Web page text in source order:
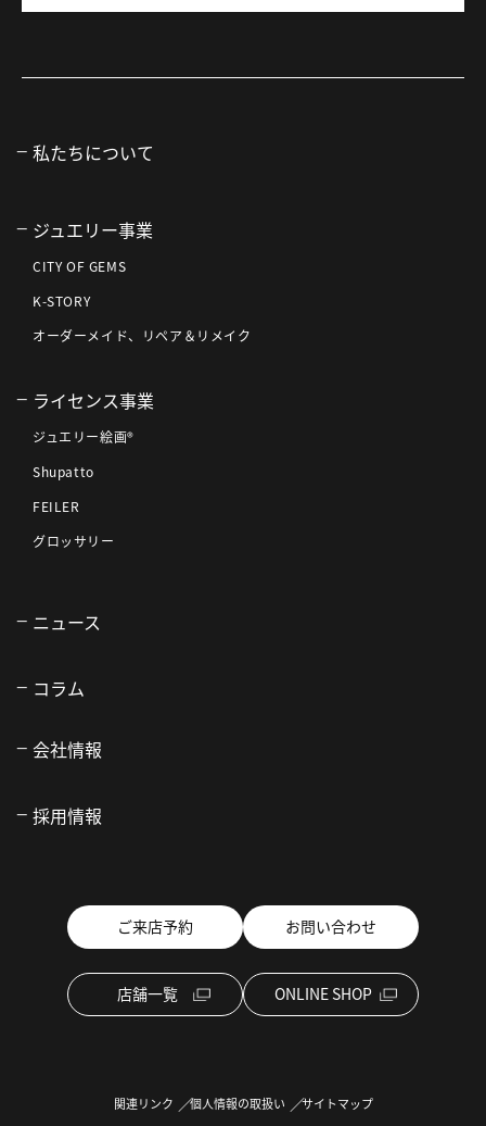
私たちについて
ジュエリー事業
CITY OF GEMS
K-STORY
オーダーメイド、リペア＆リメイク
ライセンス事業
ジュエリー絵画®
Shupatto
FEILER
グロッサリー
ニュース
コラム
会社情報
採用情報
ご来店予約 お問い合わせ
店舗一覧 ONLINE SHOP
関連リンク 個人情報の取扱い サイトマップ